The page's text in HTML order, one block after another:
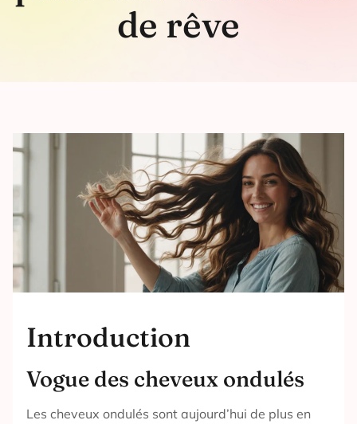
de rêve
Introduction
Vogue des cheveux ondulés
Les cheveux ondulés sont aujourd’hui de plus en